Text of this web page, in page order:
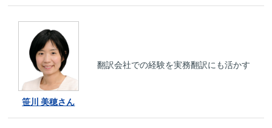
笹川 美穂さん
翻訳会社での経験を実務翻訳にも活かす